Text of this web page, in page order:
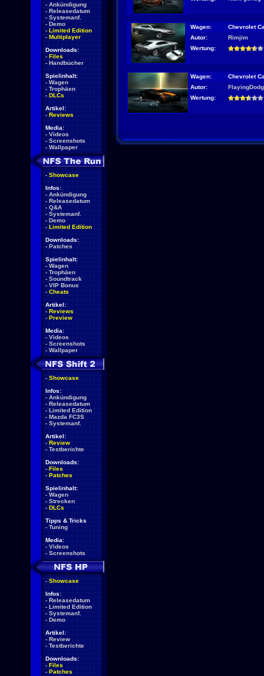
- Ankündigung
- Releasedatum
- Systemanf.
- Demo
- Limited Edition
- Multiplayer
Downloads:
- Files
- Handbücher
Spielinhalt:
- Wagen
- Trophäen
- DLCs
Artikel:
- Reviews
Media:
- Videos
- Screenshots
- Wallpaper
- Showcase
Infos:
- Ankündigung
- Releasedatum
- Q&A
- Systemanf.
- Demo
- Limited Edition
Downloads:
- Patches
Spielinhalt:
- Wagen
- Trophäen
- Soundtrack
- VIP Bonus
- Cheats
Artikel:
- Reviews
- Preview
Media:
- Videos
- Screenshots
- Wallpaper
- Showcase
Infos:
- Ankündigung
- Releasedatum
- Limited Edition
- Mazda FC3S
- Systemanf.
Artikel:
- Review
- Testberichte
Downloads:
- Files
- Patches
Spielinhalt:
- Wagen
- Strecken
- DLCs
Tipps & Tricks
- Tuning
Media:
- Videos
- Screenshots
- Showcase
Infos:
- Releasedatum
- Limited Edition
- Systemanf.
- Demo
Artikel:
- Review
- Testberichte
Downloads:
- Files
- Patches
Wagen:
Chevrolet
Autor:
Rimjim
Wertung:
Wagen:
Chevrolet
Autor:
Wertung: